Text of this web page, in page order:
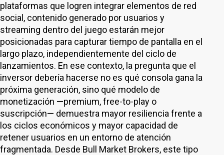
plataformas que logren integrar elementos de red
social, contenido generado por usuarios y
streaming dentro del juego estarán mejor
posicionadas para capturar tiempo de pantalla en el
largo plazo, independientemente del ciclo de
lanzamientos. En ese contexto, la pregunta que el
inversor debería hacerse no es qué consola gana la
próxima generación, sino qué modelo de
monetización —premium, free-to-play o
suscripción— demuestra mayor resiliencia frente a
los ciclos económicos y mayor capacidad de
retener usuarios en un entorno de atención
fragmentada. Desde Bull Market Brokers, este tipo